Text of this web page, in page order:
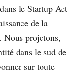
le Startup Act
de la
Nous projetons,
dans le sud de
sur toute